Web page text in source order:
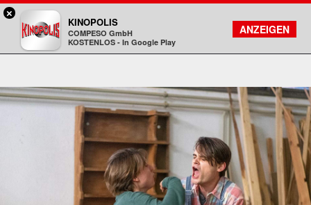
Kinopolis
FILMSUCHE
KONTO
×
KINOPOLIS
COMPESO GmbH
KOSTENLOS - In Google Play
ANZEIGEN